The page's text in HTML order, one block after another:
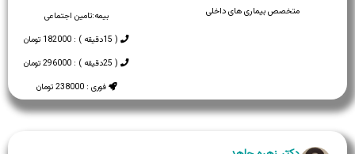
بیمه:تامین اجتماعی
( 15دقیقه ) : 182000 تومان
( 25دقیقه ) : 296000 تومان
فوری : 238000 تومان
متخصص بیماری های داخلی